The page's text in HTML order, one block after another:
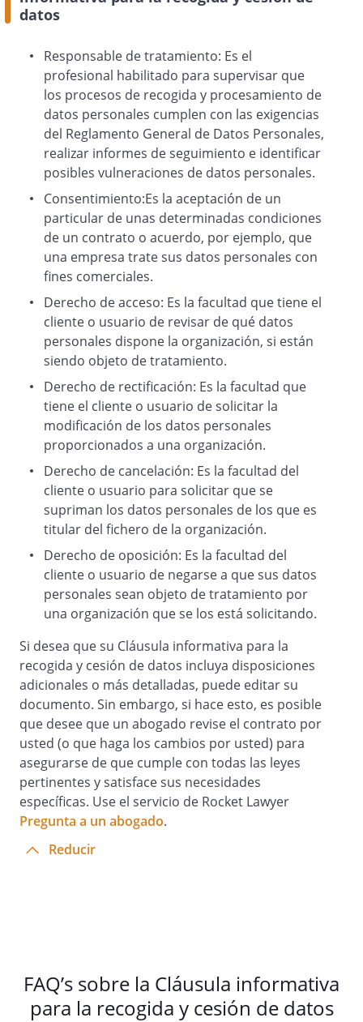
y detallada sobre protección de datos en
Todo lo anterior se le informa en
cumplimiento de la normativa de
Protección de Datos de Carácter
Personal (RGPD y LOPDGDD).
En , a
Fdo. El titular de los datos
X
Fecha de la firma
datos
Responsable de tratamiento: Es el
profesional habilitado para supervisar que
los procesos de recogida y procesamiento de
datos personales cumplen con las exigencias
del Reglamento General de Datos Personales,
realizar informes de seguimiento e identificar
posibles vulneraciones de datos personales.
Consentimiento:Es la aceptación de un
particular de unas determinadas condiciones
de un contrato o acuerdo, por ejemplo, que
una empresa trate sus datos personales con
fines comerciales.
Derecho de acceso: Es la facultad que tiene el
cliente o usuario de revisar de qué datos
personales dispone la organización, si están
siendo objeto de tratamiento.
Derecho de rectificación: Es la facultad que
tiene el cliente o usuario de solicitar la
modificación de los datos personales
proporcionados a una organización.
Derecho de cancelación: Es la facultad del
cliente o usuario para solicitar que se
supriman los datos personales de los que es
titular del fichero de la organización.
Derecho de oposición: Es la facultad del
cliente o usuario de negarse a que sus datos
personales sean objeto de tratamiento por
una organización que se los está solicitando.
Si desea que su Cláusula informativa para la
recogida y cesión de datos incluya disposiciones
adicionales o más detalladas, puede editar su
documento. Sin embargo, si hace esto, es posible
que desee que un abogado revise el contrato por
usted (o que haga los cambios por usted) para
asegurarse de que cumple con todas las leyes
pertinentes y satisface sus necesidades
específicas. Use el servicio de Rocket Lawyer
Pregunta a un abogado.
Reducir
FAQ’s sobre la Cláusula informativa
para la recogida y cesión de datos